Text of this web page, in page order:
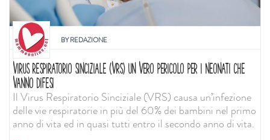
BYREDAZIONE
VIRUS RESPIRATORIO SINCIZIALE (VRS) UN VERO PERICOLO PER I NEONATI CHE
VANNO DIFESI
Il Virus Respiratorio Sinciziale (VRS) causa un’infezione
delle vie respiratorie in più del 60% dei bambini nel primo
anno di vita ed in quasi tutti entro il secondo anno di vita.
...